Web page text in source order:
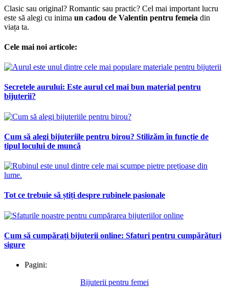
Clasic sau original? Romantic sau practic? Cel mai important lucru
este să alegi cu inima un cadou de Valentin pentru femeia din
viața ta.
Cele mai noi articole:
Secretele aurului: Este aurul cel mai bun material pentru
bijuterii?
Cum să alegi bijuteriile pentru birou? Stilizăm în funcție de
tipul locului de muncă
Tot ce trebuie să știți despre rubinele pasionale
Cum să cumpărați bijuterii online: Sfaturi pentru cumpărături
sigure
Pagini:
Bijuterii pentru femei